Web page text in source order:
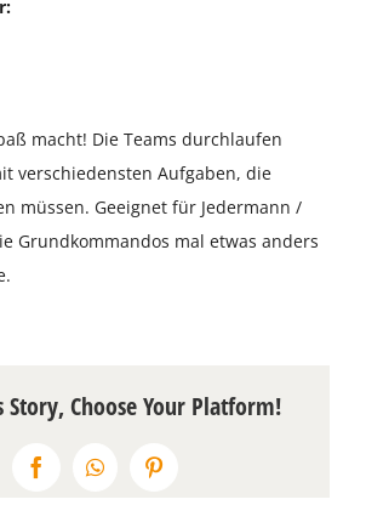
macht! Die Teams durchlaufen
verschiedensten Aufgaben, die
müssen. Geeignet für Jedermann /
Grundkommandos mal etwas anders
Story, Choose Your Platform!
FacebookWhatsAppPinterest